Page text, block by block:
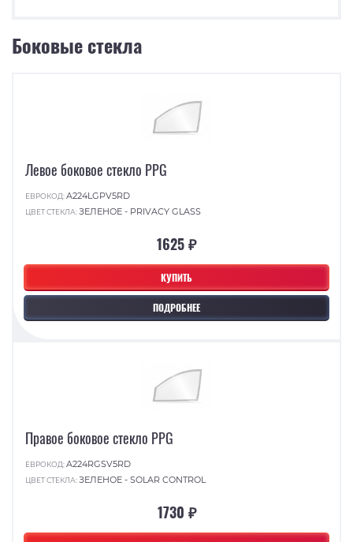
Боковые стекла
КУПИТЬ
ПОДРОБНЕЕ
Левое боковое стекло PPG
ЕВРОКОД:A224LGPV5RD
ЦВЕТ СТЕКЛА:ЗЕЛЕНОЕ - PRIVACY GLASS
1625 ₽
Правое боковое стекло PPG
ЕВРОКОД:A224RGSV5RD
ЦВЕТ СТЕКЛА:ЗЕЛЕНОЕ - SOLAR CONTROL
1730 ₽